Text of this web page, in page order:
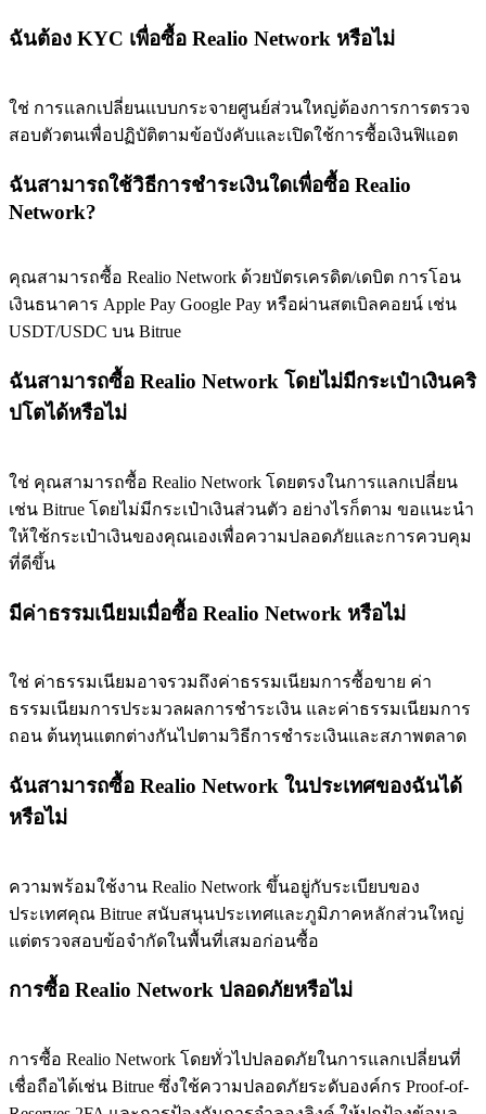
ฉันต้อง KYC เพื่อซื้อ Realio Network หรือไม่
ใช่ การแลกเปลี่ยนแบบกระจายศูนย์ส่วนใหญ่ต้องการการตรวจ
สอบตัวตนเพื่อปฏิบัติตามข้อบังคับและเปิดใช้การซื้อเงินฟิแอต
ฉันสามารถใช้วิธีการชำระเงินใดเพื่อซื้อ Realio
Network?
คุณสามารถซื้อ Realio Network ด้วยบัตรเครดิต/เดบิต การโอน
เงินธนาคาร Apple Pay Google Pay หรือผ่านสตเบิลคอยน์ เช่น
USDT/USDC บน Bitrue
ฉันสามารถซื้อ Realio Network โดยไม่มีกระเป๋าเงินคริ
ปโตได้หรือไม่
ใช่ คุณสามารถซื้อ Realio Network โดยตรงในการแลกเปลี่ยน
เช่น Bitrue โดยไม่มีกระเป๋าเงินส่วนตัว อย่างไรก็ตาม ขอแนะนำ
ให้ใช้กระเป๋าเงินของคุณเองเพื่อความปลอดภัยและการควบคุม
ที่ดีขึ้น
มีค่าธรรมเนียมเมื่อซื้อ Realio Network หรือไม่
ใช่ ค่าธรรมเนียมอาจรวมถึงค่าธรรมเนียมการซื้อขาย ค่า
ธรรมเนียมการประมวลผลการชำระเงิน และค่าธรรมเนียมการ
ถอน ต้นทุนแตกต่างกันไปตามวิธีการชำระเงินและสภาพตลาด
ฉันสามารถซื้อ Realio Network ในประเทศของฉันได้
หรือไม่
ความพร้อมใช้งาน Realio Network ขึ้นอยู่กับระเบียบของ
ประเทศคุณ Bitrue สนับสนุนประเทศและภูมิภาคหลักส่วนใหญ่
แต่ตรวจสอบข้อจำกัดในพื้นที่เสมอก่อนซื้อ
การซื้อ Realio Network ปลอดภัยหรือไม่
การซื้อ Realio Network โดยทั่วไปปลอดภัยในการแลกเปลี่ยนที่
เชื่อถือได้เช่น Bitrue ซึ่งใช้ความปลอดภัยระดับองค์กร Proof-of-